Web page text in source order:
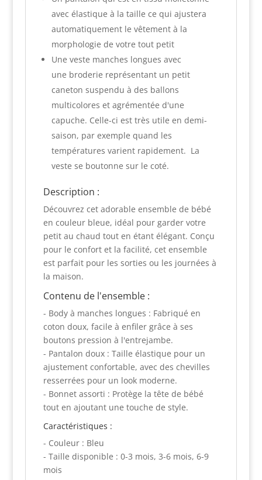
avec élastique à la taille ce qui ajustera
automatiquement le vêtement à la
morphologie de votre tout petit
Une veste manches longues avec
une broderie représentant un petit
caneton suspendu à des ballons
multicolores et agrémentée d'une
capuche. Celle-ci est très utile en demi-
saison, par exemple quand les
températures varient rapidement. La
veste se boutonne sur le coté.
Description :
Découvrez cet adorable ensemble de bébé
en couleur bleue, idéal pour garder votre
petit au chaud tout en étant élégant. Conçu
pour le confort et la facilité, cet ensemble
est parfait pour les sorties ou les journées à
la maison.
Contenu de l'ensemble :
- Body à manches longues : Fabriqué en
coton doux, facile à enfiler grâce à ses
boutons pression à l'entrejambe.
- Pantalon doux : Taille élastique pour un
ajustement confortable, avec des chevilles
resserrées pour un look moderne.
- Bonnet assorti : Protège la tête de bébé
tout en ajoutant une touche de style.
Caractéristiques :
- Couleur : Bleu
- Taille disponible : 0-3 mois, 3-6 mois, 6-9
mois